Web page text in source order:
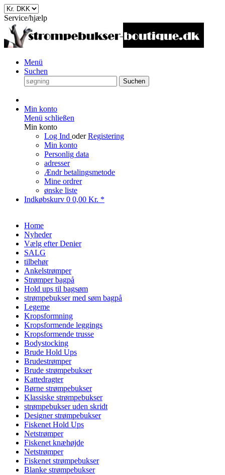
Service/hjælp
Menü
Suchen
Suchen
Min konto
Menü schließen
Min konto
Log Ind oderRegistering
Min konto
Personlig data
adresser
Ændr betalingsmetode
Mine ordrer
ønske liste
Indkøbskurv 0 0,00 Kr. *
Home
Nyheder
Vælg efter Denier
SALG
tilbehør
Ankelstrømper
Strømper bagpå
Hold ups til bagsøm
strømpebukser med søm bagpå
Legeme
Kropsformning
Kropsformende leggings
Kropsformende trusse
Bodystocking
Brude Hold Ups
Brudestrømper
Brude strømpebukser
Kattedragter
Børne strømpebukser
Klassiske strømpebukser
strømpebukser uden skridt
Designer strømpebukser
Fiskenet Hold Ups
Netstrømper
Fiskenet knæhøjde
Netstrømper
Fiskenet strømpebukser
Blanke strømpebukser